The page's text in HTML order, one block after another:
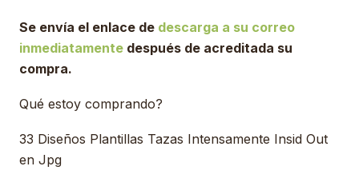
Se envía el enlace de descarga a su correo
inmediatamente después de acreditada su
compra.
Qué estoy comprando?
33 Diseños Plantillas Tazas Intensamente Insid Out
en Jpg